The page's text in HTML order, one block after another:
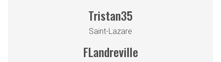
Tristan35
Saint-Lazare
FLandreville